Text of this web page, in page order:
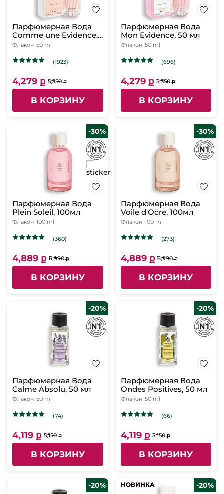
Парфюмерная Вода
Comme une Evidence,
50 мл
Флакон 50 ml
(1923)
4,279 ք 5,350 ք
В КОРЗИНУ
Парфюмерная Вода
Mon Evidence, 50 мл
Флакон 50 ml
(696)
4,279 ք 5,350 ք
В КОРЗИНУ
-30%
Парфюмерная Вода
Plein Soleil, 100мл
Флакон 100 ml
(360)
4,889 ք 6,990 ք
В КОРЗИНУ
-30%
Парфюмерная Вода
Voile d'Ocre, 100мл
Флакон 100 ml
(273)
4,889 ք 6,990 ք
В КОРЗИНУ
-20%
Парфюмерная Вода
Calme Absolu, 50 мл
Флакон 50 ml
(74)
4,119 ք 5,150 ք
В КОРЗИНУ
-20%
Парфюмерная Вода
Ondes Positives, 50 мл
Флакон 50 ml
(66)
4,119 ք 5,150 ք
В КОРЗИНУ
-20% НОВИНКА
НОВИНКА -20%